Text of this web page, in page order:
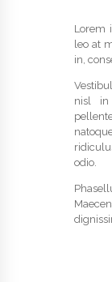
Lorem
leo at
in,
nisl in
odio.